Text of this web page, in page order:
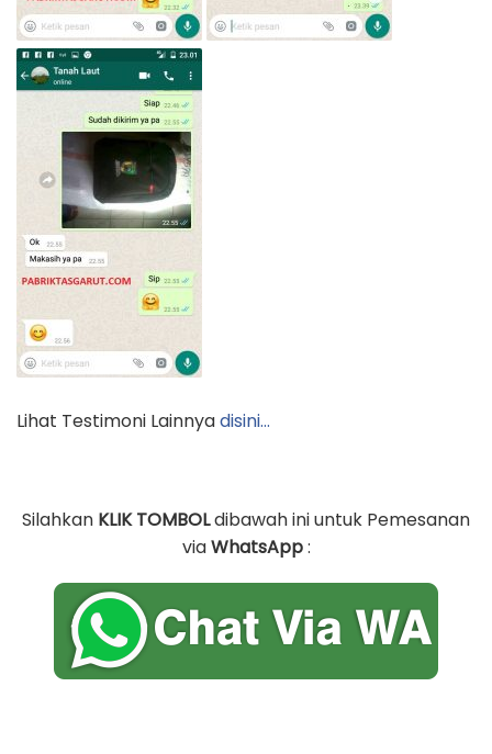
Lihat Testimoni Lainnyadisini…
Silahkan KLIK TOMBOLdibawah ini untuk Pemesanan
viaWhatsApp: